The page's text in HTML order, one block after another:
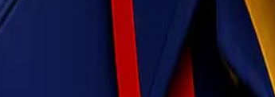
waktu dan keamanan barang Anda. Itulah
termurah Jakarta – Silangit
, Lionel Express